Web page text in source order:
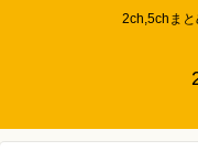
2ch,5chま